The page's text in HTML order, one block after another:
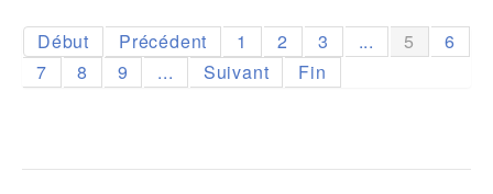
Début Précédent 1 2 3 ... 5
6
7
8 9 ... Suivant Fin